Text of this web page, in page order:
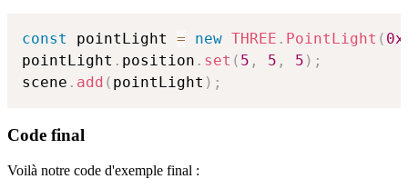
const pointLight = new THREE . PointLight (
pointLight . position . set ( 5 , 5 , 5 ) ;
scene . add ( pointLight ) ;
Code final
Voilà notre code d'exemple final :